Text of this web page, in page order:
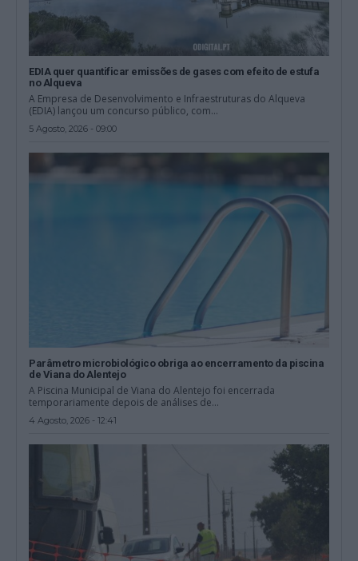
EDIA quer quantificar emissões de gases com efeito de estufa
no Alqueva
A Empresa de Desenvolvimento e Infraestruturas do Alqueva
(EDIA) lançou um concurso público, com...
5 Agosto, 2026 - 09:00
Parâmetro microbiológico obriga ao encerramento da piscina
de Viana do Alentejo
A Piscina Municipal de Viana do Alentejo foi encerrada
temporariamente depois de análises de...
4 Agosto, 2026 - 12:41